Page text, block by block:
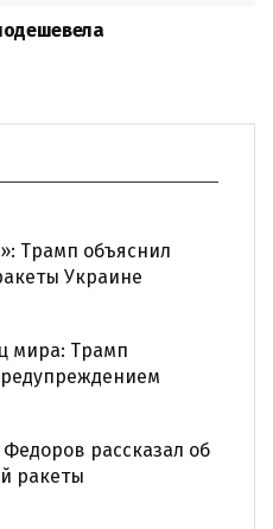
Трамп объяснил
Украине
мира: Трамп
рассказал об
ракеты